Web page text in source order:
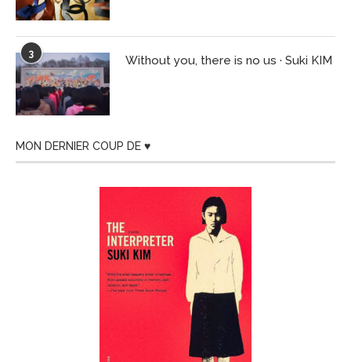
3 Without you, there is no us · Suki KIM
MON DERNIER COUP DE ♥